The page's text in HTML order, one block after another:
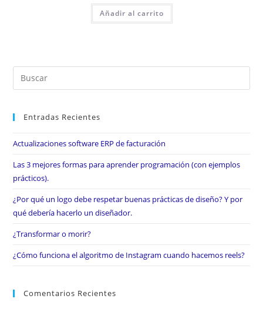
Añadir al carrito
Entradas Recientes
Actualizaciones software ERP de facturación
Las 3 mejores formas para aprender programación (con ejemplos
prácticos).
¿Por qué un logo debe respetar buenas prácticas de diseño? Y por
qué debería hacerlo un diseñador.
¿Transformar o morir?
¿Cómo funciona el algoritmo de Instagram cuando hacemos reels?
Comentarios Recientes